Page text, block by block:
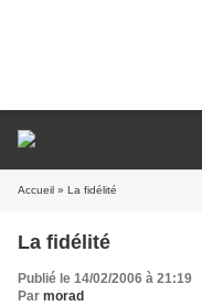
Accueil » La fidélité
La fidélité
Publié le 14/02/2006 à 21:19
Par morad